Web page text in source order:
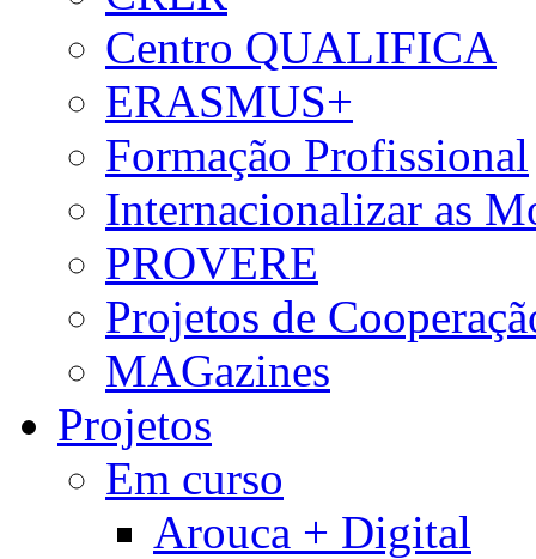
Centro QUALIFICA
ERASMUS+
Formação Profissional
Internacionalizar as
PROVERE
Projetos de
MAGazines
Projetos
Em curso
Arouca + Digital